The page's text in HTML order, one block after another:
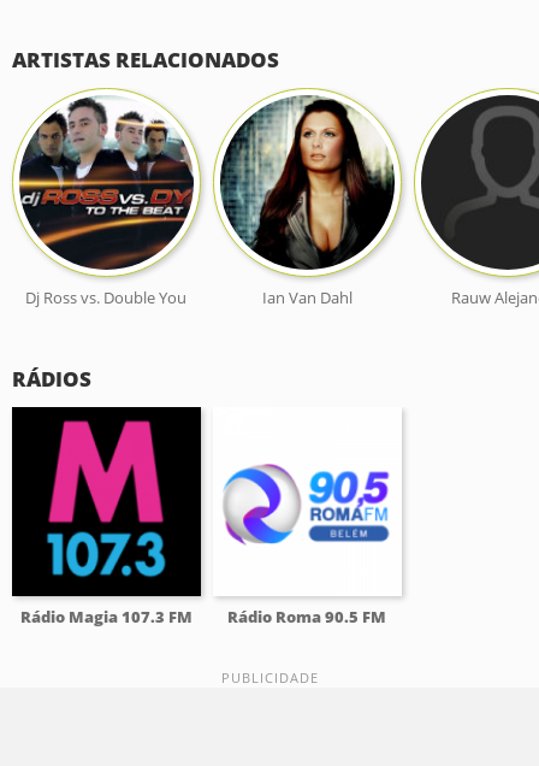
ARTISTAS RELACIONADOS
Dj Ross vs. Double You Ian Van Dahl Rauw
RÁDIOS
Rádio Magia 107.3 FM Rádio Roma 90.5 FM